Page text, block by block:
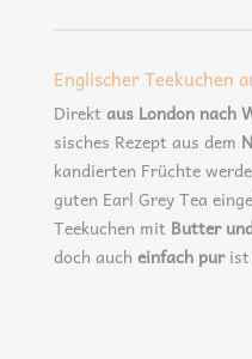
Englischer Teekuchen
Direkt aus Lon­don nach
si­sches Rezept aus dem
kan­dier­ten Früch­te
guten Earl Grey Tea
Tee­ku­chen mit But­ter
doch auch ein­fach purist